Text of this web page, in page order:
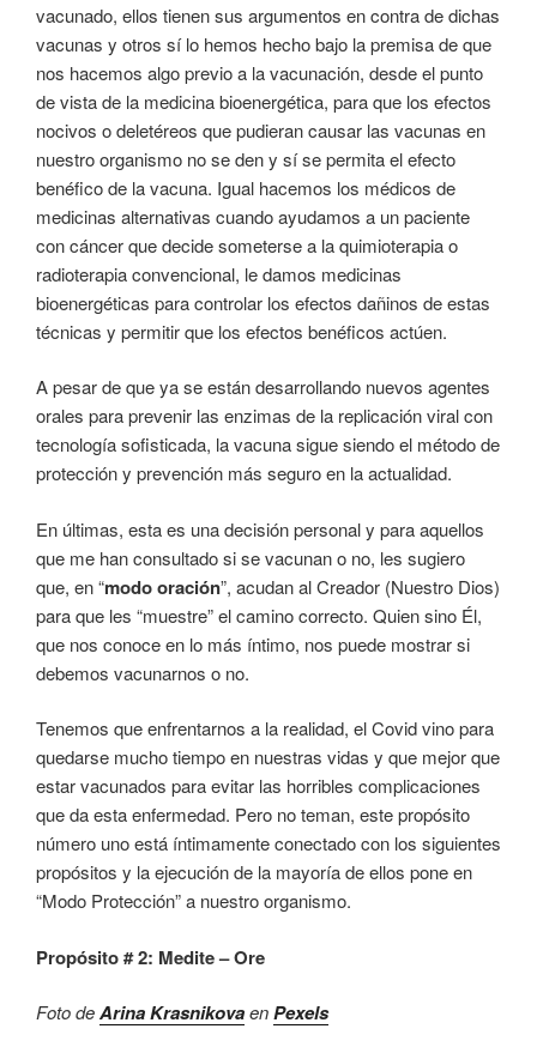
vacunado, ellos tienen sus argumentos en contra de dichas
vacunas y otros sí lo hemos hecho bajo la premisa de que
nos hacemos algo previo a la vacunación, desde el punto
de vista de la medicina bioenergética, para que los efectos
nocivos o deletéreos que pudieran causar las vacunas en
nuestro organismo no se den y sí se permita el efecto
benéfico de la vacuna. Igual hacemos los médicos de
medicinas alternativas cuando ayudamos a un paciente
con cáncer que decide someterse a la quimioterapia o
radioterapia convencional, le damos medicinas
bioenergéticas para controlar los efectos dañinos de estas
técnicas y permitir que los efectos benéficos actúen.
A pesar de que ya se están desarrollando nuevos agentes
orales para prevenir las enzimas de la replicación viral con
tecnología sofisticada, la vacuna sigue siendo el método de
protección y prevención más seguro en la actualidad.
En últimas, esta es una decisión personal y para aquellos
que me han consultado si se vacunan o no, les sugiero
que, en “modo oración”, acudan al Creador (Nuestro Dios)
para que les “muestre” el camino correcto. Quien sino Él,
que nos conoce en lo más íntimo, nos puede mostrar si
debemos vacunarnos o no.
Tenemos que enfrentarnos a la realidad, el Covid vino para
quedarse mucho tiempo en nuestras vidas y que mejor que
estar vacunados para evitar las horribles complicaciones
que da esta enfermedad. Pero no teman, este propósito
número uno está íntimamente conectado con los siguientes
propósitos y la ejecución de la mayoría de ellos pone en
“Modo Protección” a nuestro organismo.
Propósito # 2: Medite – Ore
Foto deArina KrasnikovaenPexels